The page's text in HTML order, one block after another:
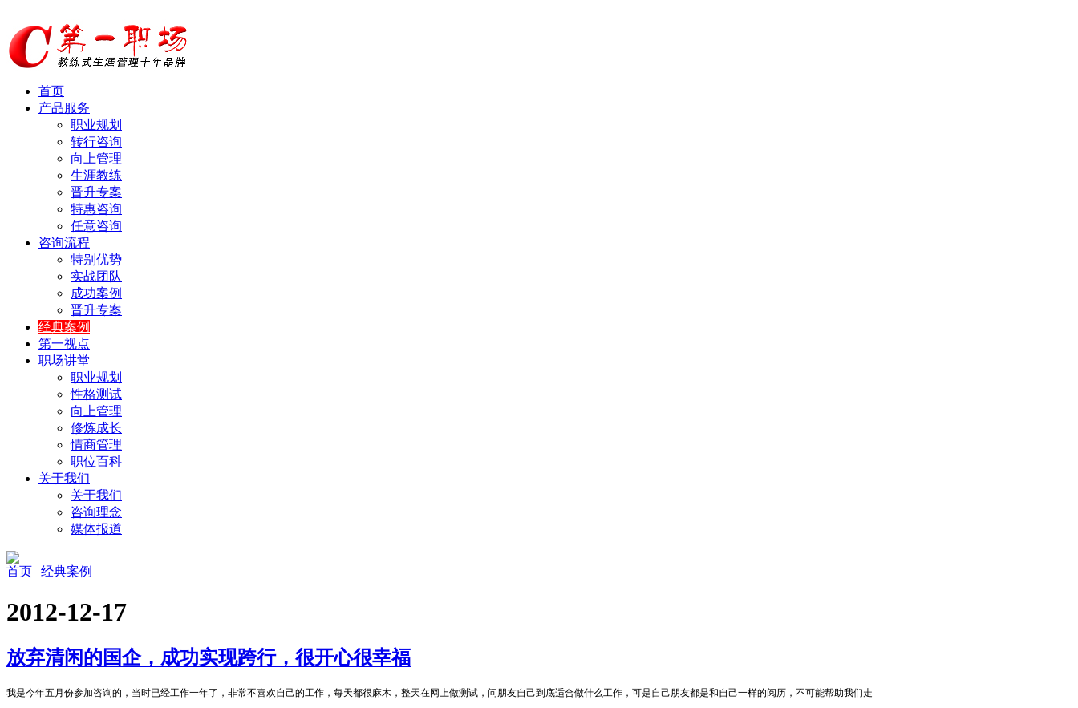
首页
产品服务
职业规划
转行咨询
向上管理
生涯教练
晋升专案
特惠咨询
任意咨询
咨询流程
特别优势
实战团队
成功案例
晋升专案
经典案例
第一视点
职场讲堂
职业规划
性格测试
向上管理
修炼成长
情商管理
职位百科
关于我们
关于我们
咨询理念
媒体报道
首页 经典案例
2012-12-17
放弃清闲的国企，成功实现跨行，很开心很幸福
我是今年五月份参加咨询的，当时已经工作一年了，非常不喜欢自己的工作，每天都很麻木，整天在网上做测试，问朋友自己到底适合做什么工作，可是自己朋友都是和自己一样的阅历，不可能帮助我们走